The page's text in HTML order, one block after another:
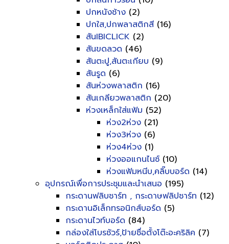
ปกหนังช้าง (2)
ปกใส,ปกพลาสติกสี (16)
สันIBICLICK (2)
สันขดลวด (46)
สันตะปู,สันตะเกียบ (9)
สันรูด (6)
สันห่วงพลาสติก (16)
สันเกลียวพลาสติก (20)
ห่วงเหล็กใส่แฟ้ม (52)
ห่วง2ห่วง (21)
ห่วง3ห่วง (6)
ห่วง4ห่วง (1)
ห่วงออแกนไนซ์ (10)
ห่วงแฟ้มหนีบ,คลิ๊บบอร์ด (14)
อุปกรณ์เพื่อการประชุมและนำเสนอ (195)
กระดานฟลิบชาร์ท , กระดาษฟลิปชาร์ท (12)
กระดานอิเล็กทรอนิกส์บอร์ด (5)
กระดานไวท์บอร์ด (84)
กล่องใส่โบรชัวร์,ป้ายชื่อตั้งโต๊ะอะคริลิค (7)